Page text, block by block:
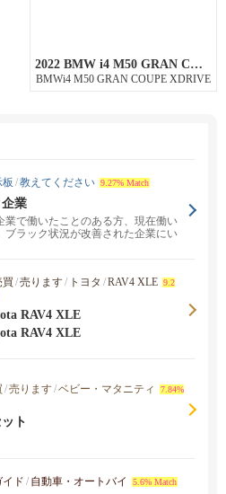
2022 BMW i4 M50 GRAN COUPE XDRIVEがSilicon Valley店に入庫しました。
BMWi4 M50 GRAN COUPE XDRIVE
板 /教えてください 9.27% Match
業
業で働いたことのある方、現在働い
ブラック状況が改善された企業にい
買 /売ります/ トヨタ /RAV4 XLE 9.2
RAV4 XLE
RAV4 XLE
/売ります/ベビー・マタニティ
7.84%
ト
イド / 自動車・オートバイ 5.6% Match